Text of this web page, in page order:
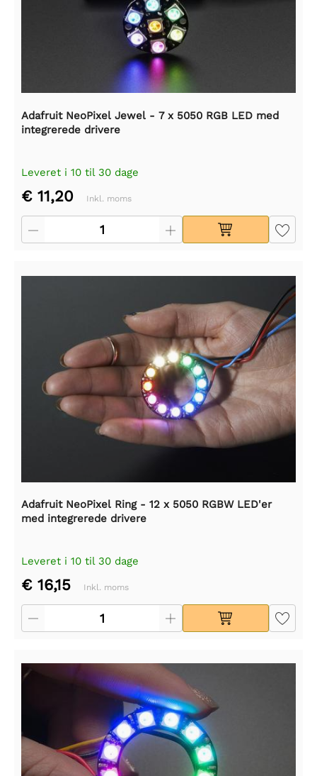
Adafruit NeoPixel Jewel - 7 x 5050 RGB LED med
integrerede drivere
Leveret i 10 til 30 dage
€ 11,20 Inkl. moms
Adafruit NeoPixel Ring - 12 x 5050 RGBW LED'er
med integrerede drivere
Leveret i 10 til 30 dage
€ 16,15 Inkl. moms